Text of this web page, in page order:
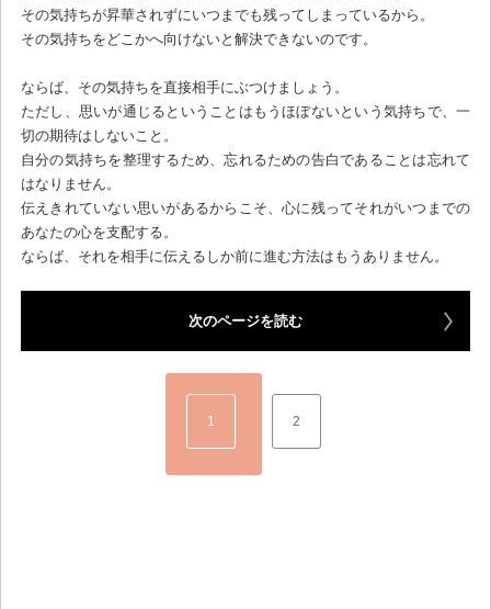
その気持ちが昇華されずにいつまでも残ってしまっているから。
その気持ちをどこかへ向けないと解決できないのです。
ならば、その気持ちを直接相手にぶつけましょう。
ただし、思いが通じるということはもうほぼないという気持ちで、一
切の期待はしないこと。
自分の気持ちを整理するため、忘れるための告白であることは忘れて
はなりません。
伝えきれていない思いがあるからこそ、心に残ってそれがいつまでの
あなたの心を支配する。
ならば、それを相手に伝えるしか前に進む方法はもうありません。
次のページを読む
1 2